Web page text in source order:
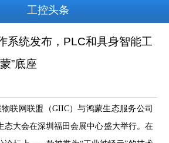
工控头条
系统发布，PLC和具身智能工
”底座
联网联盟（GIIC）与鸿蒙生态服务公司
态大会在深圳福田会展中心盛大举行。在